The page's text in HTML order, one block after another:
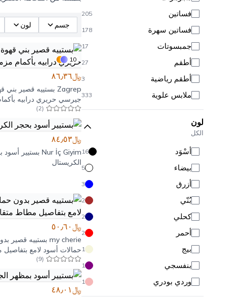
فساتين 205
فساتين سهرة 178
جمبسوتات 17
أطقم 27
أطقم رياضية 3
ملابس علوية 333
ملابس سفلية 180
72
لون
الكل
أَسْوَد 16
بيضاء 5
أزرق 3
بُنّي 2
كحلي 2
أحمر 2
بيج 1
بنفسجي 1
وردي بودري 1
جسم لون
10
﷼٨٦٫٣٦
Zagrep بستييه قصير بني
جيرسي حريري درابيه
مزمومة
(
2
)
﷼٨٤٫٥٣
Nur İç Giyim بستيير أسود
الكريستال
﷼٥٠٫٦٠
my cherie بستييه قصير
حمالات أسود لامع
متقاطع
(
9
)
﷼٤٨٫٠١